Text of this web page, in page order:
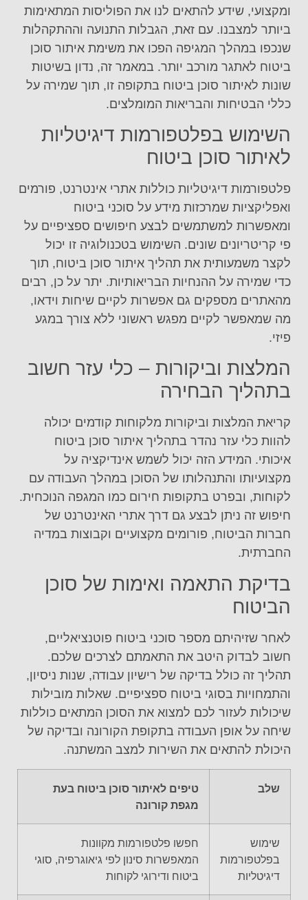
ומקצועי, שידע להתאים לנו את הפוליסות המתאימות
ביותר למצבנו. עם זאת, הגבלות התנועה וההתקהלות
שנכפו במהלך המגיפה הפכו את משימת איתור סוכן
ביטוח לאתגר מורכב יותר. במאמר זה, נדון בשיטות
שונות לאיתור סוכן ביטוח בתקופה זו, תוך שמירה על
כללי הבטיחות והבריאות המומלצים.
השימוש בפלטפורמות דיגיטליות
לאיתור סוכן ביטוח
פלטפורמות דיגיטליות כוללות אתרי אינטרנט, פורמים
ואפליקציות שמרכזות מידע על סוכני ביטוח
ומאפשרות למשתמשים לבצע חיפושים ספציפיים על
פי קריטריונים שונים. השימוש בטכנולוגיה זו יכול
לקצר משמעותית את תהליך איתור סוכן ביטוח, תוך
כדי שמירה על ההנחיות הבריאותיות. יתר על כן, רבים
מהאתרים מספקים גם אפשרות לקיים שיחות וידאו,
מה שמאפשר לקיים מפגש ראשוני ללא צורך במגע
פיזי.
המלצות וביקורות – כלי עזר חשוב
בתהליך הבחירה
קריאת המלצות וביקורות מלקוחות קודמים יכולה
להוות כלי עזר נהדר בתהליך איתור סוכן ביטוח
איכותי. המידע הזה יכול לשמש אינדיקציה על
מקצועיותו והתנהלותו של הסוכן במהלך העבודה עם
לקוחות, ובפרט בתקופות חירום כמו המגפה הנוכחית.
חיפוש זה ניתן לבצע גם דרך אתרי האינטרנט של
חברות הביטוח, פורומים מקצועיים וקבוצות במדיה
החברתית.
בדיקת התאמה ואימות של סוכן
הביטוח
לאחר שזיהיתם מספר סוכני ביטוח פוטנציאליים,
חשוב לבדוק היטב את התאמתם לצרכים שלכם.
תהליך זה כולל בדיקה של רישיון עבודה, שנות ניסיון,
והתמחויות בסוגי ביטוח ספציפיים. שאלות מובילות
שיכולות לעזור לכם למצוא את הסוכן המתאים כוללות
שיחה על אופן העבודה בתקופת הקורונה ובדיקה של
היכולת להתאים את השירות למצב המשתנה.
שלב
טיפים לאיתור סוכן ביטוח בעת
מגפת קורונה
שימוש
בפלטפורמות
דיגיטליות
חפשו פלטפורמות מקוונות
המאפשרות סינון לפי גיאוגרפיה, סוגי
ביטוח ודירוגי לקוחות